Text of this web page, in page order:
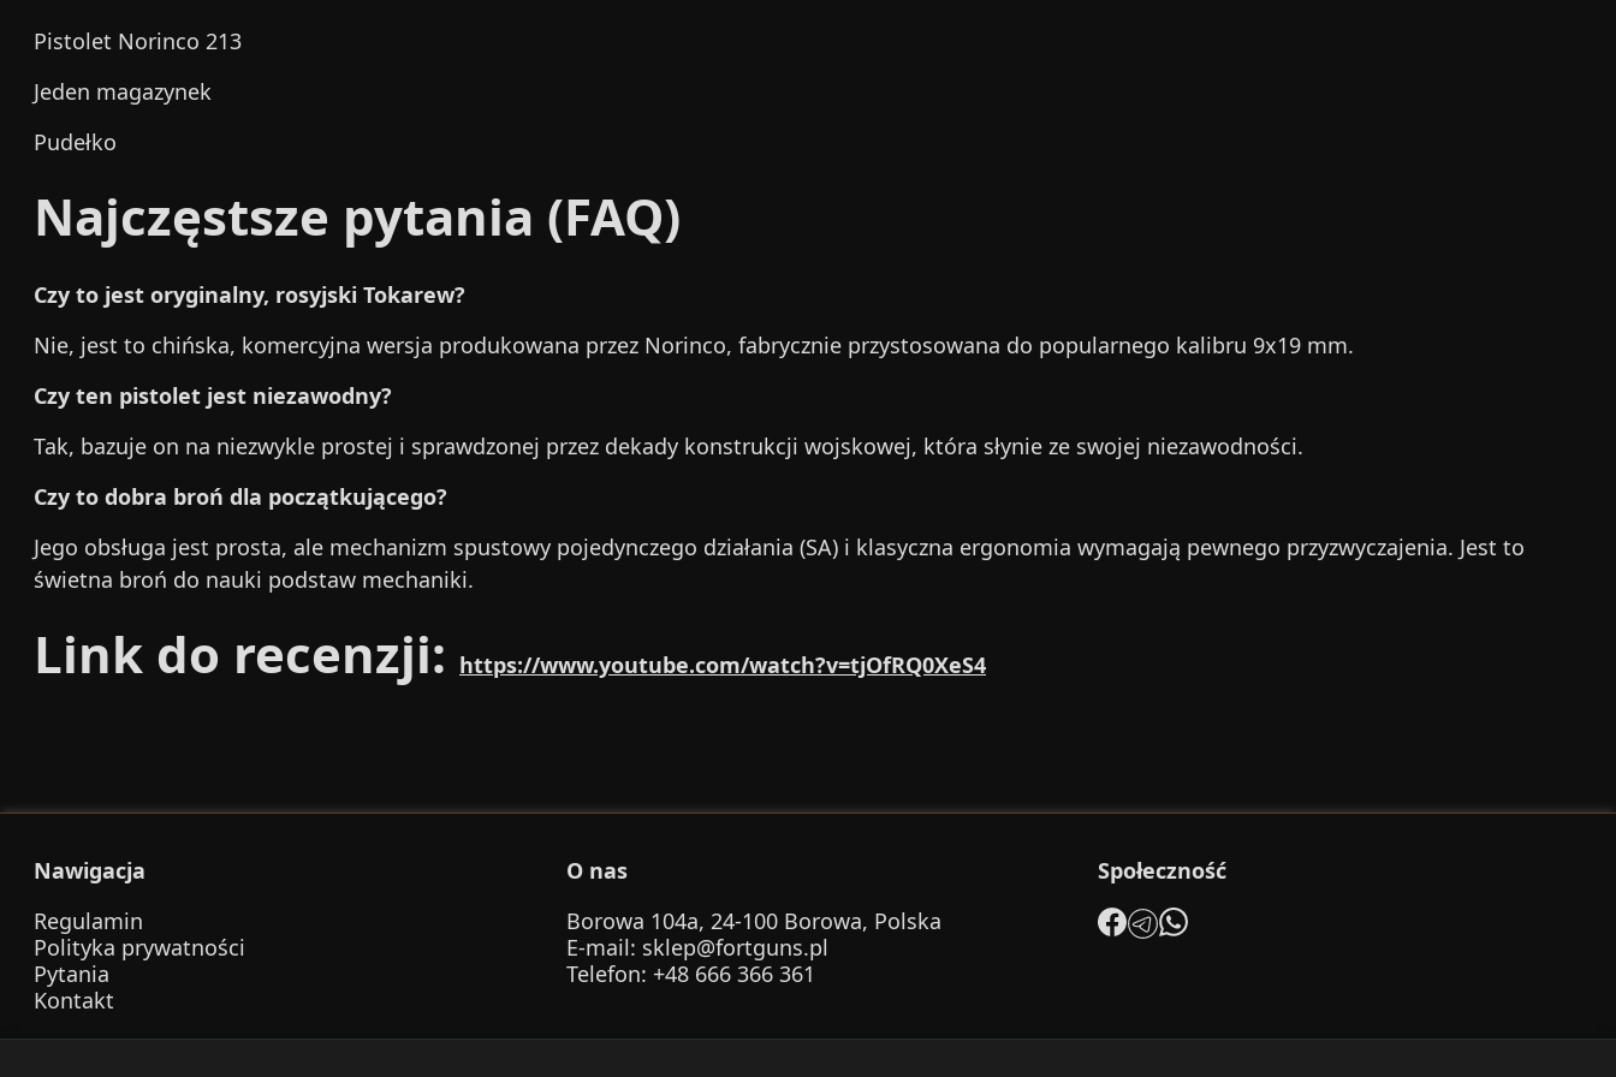
Pistolet Norinco 213
Jeden magazynek
Pudełko
Najczęstsze pytania (FAQ)
Czy to jest oryginalny, rosyjski Tokarew?
Nie, jest to chińska, komercyjna wersja produkowana przez Norinco, fabrycznie przystosowana do popularnego kalibru 9x19 mm.
Czy ten pistolet jest niezawodny?
Tak, bazuje on na niezwykle prostej i sprawdzonej przez dekady konstrukcji wojskowej, która słynie ze swojej niezawodności.
Czy to dobra broń dla początkującego?
Jego obsługa jest prosta, ale mechanizm spustowy pojedynczego działania (SA) i klasyczna ergonomia wymagają pewnego przyzwyczajenia. Jest to
świetna broń do nauki podstaw mechaniki.
Link do recenzji: https://www.youtube.com/watch?v=tjOfRQ0XeS4
Nawigacja
Regulamin
Polityka prywatności
Pytania
Kontakt
O nas
Borowa 104a, 24-100 Borowa, Polska
E-mail: sklep@fortguns.pl
Telefon: +48 666 366 361
Społeczność